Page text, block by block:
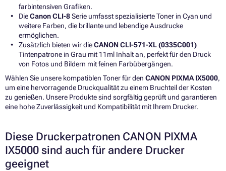
farbintensiven Grafiken.
DieCanon CLI-8Serie umfasst spezialisierte Toner in Cyan und
weitere Farben, die brillante und lebendige Ausdrucke
ermöglichen.
Zusätzlich bieten wir dieCANON CLI-571-XL (0335C001)
Tintenpatrone in Grau mit 11ml Inhalt an, perfekt für den Druck
von Fotos und Bildern mit feinen Farbübergängen.
Wählen Sie unsere kompatiblen Toner für den CANON PIXMA IX5000,
um eine hervorragende Druckqualität zu einem Bruchteil der Kosten
zu genießen. Unsere Produkte sind sorgfältig geprüft und garantieren
eine hohe Zuverlässigkeit und Kompatibilität mit Ihrem Drucker.
Diese Druckerpatronen CANON PIXMA
IX5000 sind auch für andere Drucker
geeignet